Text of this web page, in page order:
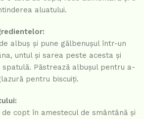
aluatului.
albuș și pune gălbenușul într-un
untul și sarea peste acesta și
spatulă. Păstrează albușul pentru a-
pentru biscuiți.
copt în amestecul de smântână și